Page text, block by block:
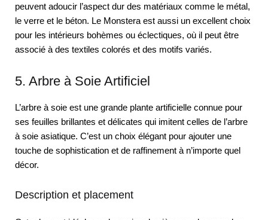
peuvent adoucir l’aspect dur des matériaux comme le métal,
le verre et le béton. Le Monstera est aussi un excellent choix
pour les intérieurs bohèmes ou éclectiques, où il peut être
associé à des textiles colorés et des motifs variés.
5. Arbre à Soie Artificiel
L’arbre à soie est une grande plante artificielle connue pour
ses feuilles brillantes et délicates qui imitent celles de l’arbre
à soie asiatique. C’est un choix élégant pour ajouter une
touche de sophistication et de raffinement à n’importe quel
décor.
Description et placement